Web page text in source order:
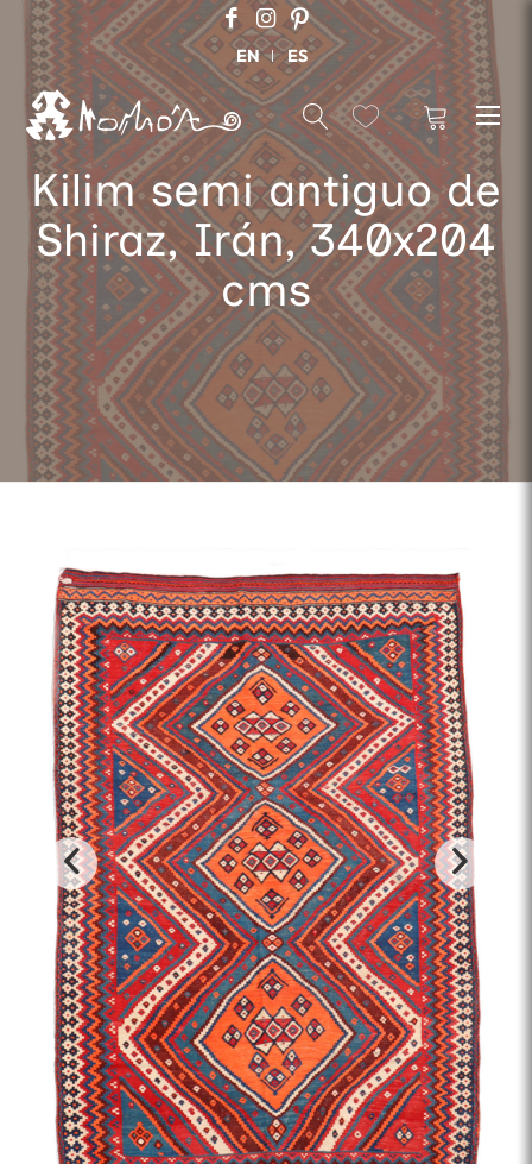
EN ES
Kilim semi antiguo de
Shiraz, Irán, 340x204
cms